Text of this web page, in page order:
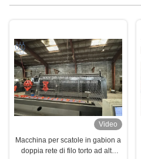
Video
Macchina per scatole in gabion a
doppia rete di filo torto ad alta